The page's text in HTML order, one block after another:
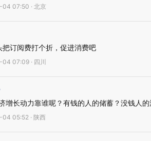
07:50 · 北京
把订阅费打个折，促进消费吧
07:09 · 四川
增长动力靠谁呢？有钱的人的储蓄？没钱人
05:52 · 陕西